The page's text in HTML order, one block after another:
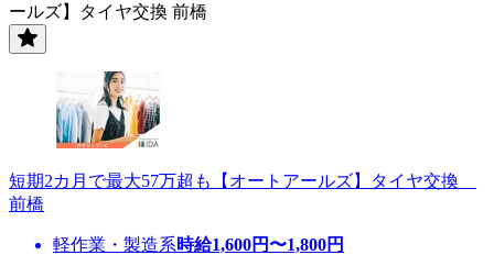
ールズ】タイヤ交換 前橋
短期2カ月で最大57万超も【オートアールズ】タイヤ交換
前橋
軽作業・製造系時給1,600円〜1,800円